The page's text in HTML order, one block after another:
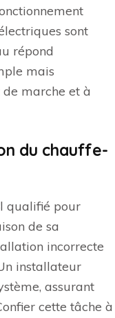
sont
répond
mais
marche et à
du chauffe-
qualifié pour
de sa
incorrecte
installateur
assurant
cette tâche à